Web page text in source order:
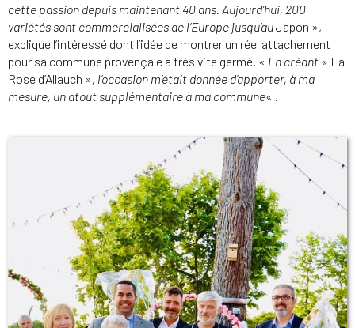
cette passion depuis maintenant 40 ans. Aujourd’hui, 200
variétés sont commercialisées de l’Europe jusqu’auJapon »,
explique l’intéressé dont l’idée de montrer un réel attachement
pour sa commune provençale a très vite germé. « En créant « La
Rose d’Allauch » , l’occasion m’était donnée d’apporter, à ma
mesure, un atout supplémentaire à ma commune« .